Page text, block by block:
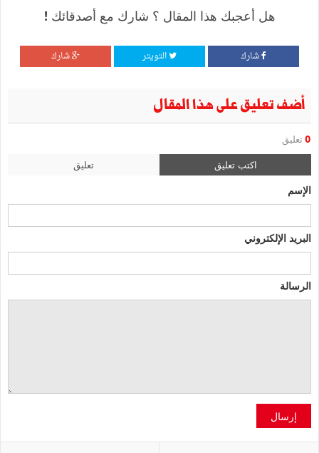
هل أعجبك هذا المقال ؟ شارك مع أصدقائك !
شارك التويتر شارك
أضف تعليق على هذا المقال
0 تعليق
اكتب تعليق تعليق
الإسم
البريد الإلكتروني
الرسالة
إرسال